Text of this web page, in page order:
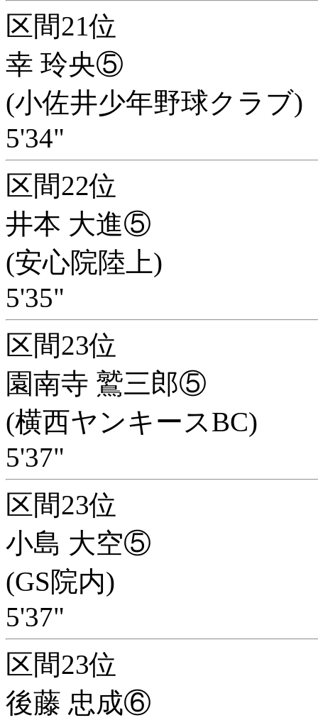
区間21位
幸 玲央⑤
(小佐井少年野球クラブ)
5'34"
区間22位
井本 大進⑤
(安心院陸上)
5'35"
区間23位
園南寺 鷲三郎⑤
(横西ヤンキースBC)
5'37"
区間23位
小島 大空⑤
(GS院内)
5'37"
区間23位
後藤 忠成⑥